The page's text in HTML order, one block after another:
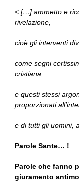
< […] ammetto e
rivelazione,
cioè gli interventi
come segni
cristiana;
e questi stessi
proporzionati
e di tutti gli uomini,
Parole Sante… !
Parole che fanno
giuramento